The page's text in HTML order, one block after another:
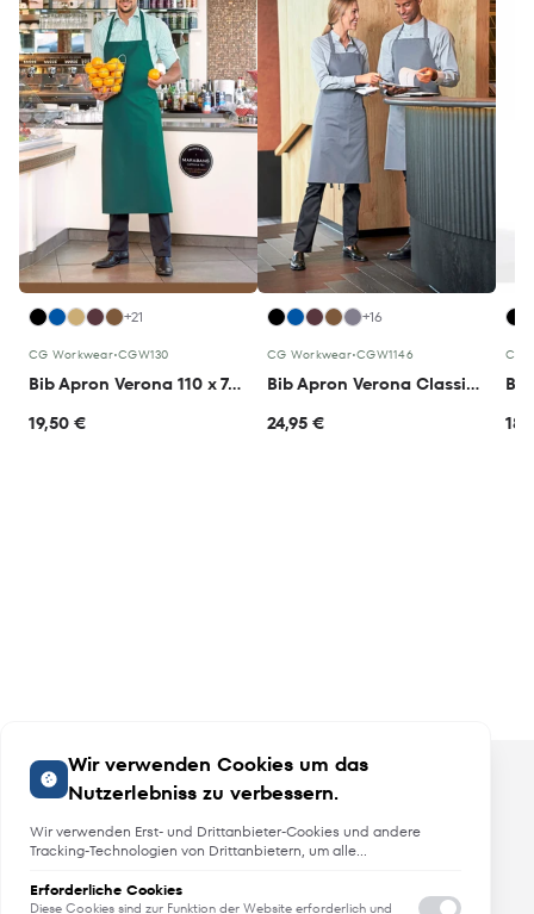
+21
CG Workwear•CGW130
Bib Apron Verona 110 x 75 cm
19,50 €
+16
CG Workwear•CGW1146
Bib Apron Verona Classic Bag 90 x 75 cm
24,95 €
CG
Wir verwenden Cookies um das
Nutzerlebniss zu verbessern.
Wir verwenden Erst- und Drittanbieter-Cookies und andere
Tracking-Technologien von Drittanbietern, um alle
Sie anzupassen, Analysen durchzuführen und personalisierte
Werbung über unsere Websites, Apps und Newsletter im
Erforderliche Cookies
Diese Cookies sind zur Funktion der Website erforderlich und